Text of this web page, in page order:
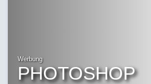
Werbung
PHOTOSHOP